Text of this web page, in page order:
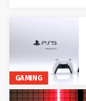
GAMING